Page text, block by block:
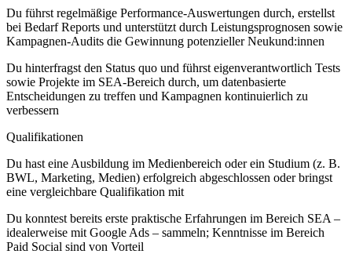
Du führst regelmäßige Performance-Auswertungen durch, erstellst
bei Bedarf Reports und unterstützt durch Leistungsprognosen sowie
Kampagnen-Audits die Gewinnung potenzieller Neukund:innen
Du hinterfragst den Status quo und führst eigenverantwortlich Tests
sowie Projekte im SEA-Bereich durch, um datenbasierte
Entscheidungen zu treffen und Kampagnen kontinuierlich zu
verbessern
Qualifikationen
Du hast eine Ausbildung im Medienbereich oder ein Studium (z. B.
BWL, Marketing, Medien) erfolgreich abgeschlossen oder bringst
eine vergleichbare Qualifikation mit
Du konntest bereits erste praktische Erfahrungen im Bereich SEA –
idealerweise mit Google Ads – sammeln; Kenntnisse im Bereich
Paid Social sind von Vorteil